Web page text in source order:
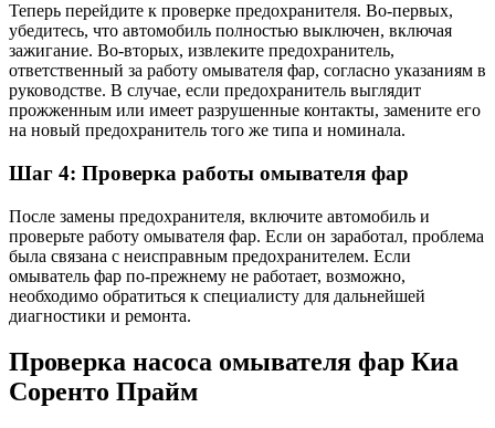
Теперь перейдите к проверке предохранителя. Во-первых,
убедитесь, что автомобиль полностью выключен, включая
зажигание. Во-вторых, извлеките предохранитель,
ответственный за работу омывателя фар, согласно указаниям в
руководстве. В случае, если предохранитель выглядит
прожженным или имеет разрушенные контакты, замените его
на новый предохранитель того же типа и номинала.
Шаг 4: Проверка работы омывателя фар
После замены предохранителя, включите автомобиль и
проверьте работу омывателя фар. Если он заработал, проблема
была связана с неисправным предохранителем. Если
омыватель фар по-прежнему не работает, возможно,
необходимо обратиться к специалисту для дальнейшей
диагностики и ремонта.
Проверка насоса омывателя фар Киа
Соренто Прайм